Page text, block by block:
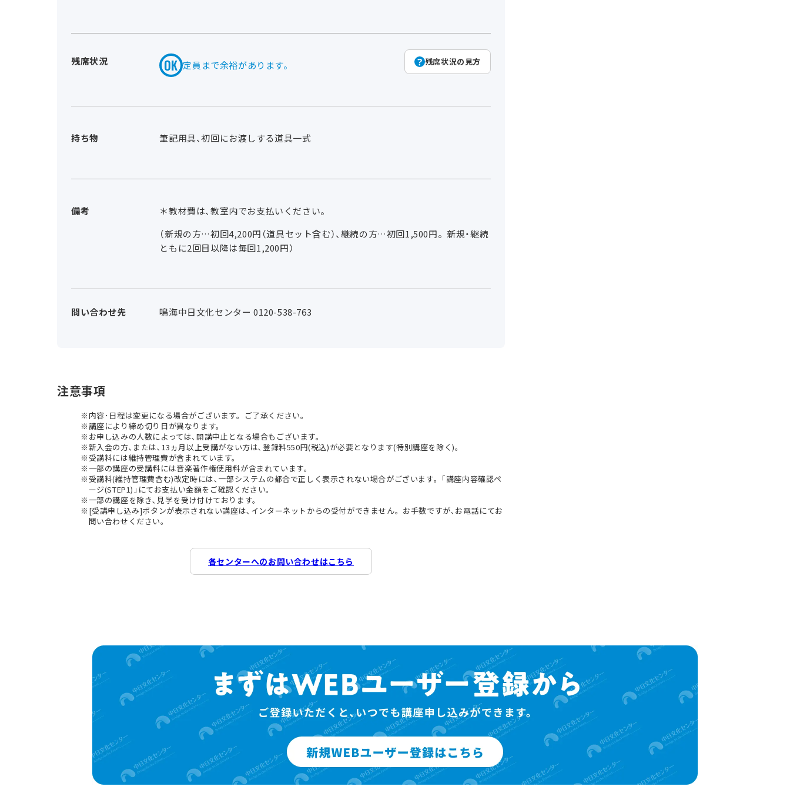
残席状況 定員まで余裕があります。 残席状況の見方
持ち物 筆記用具、初回にお渡しする道具一式
備考
＊教材費は、教室内でお支払いください。
（新規の方…初回4,200円（道具セット含む）、継続の方…初回1,500円。新規・継続
ともに2回目以降は毎回1,200円）
問い合わせ先 鳴海中日文化センター 0120-538-763
注意事項
内容･日程は変更になる場合がございます。ご了承ください。
講座により締め切り日が異なります。
お申し込みの人数によっては､開講中止となる場合もございます。
新入会の方､または､13ヵ月以上受講がない方は､登録料550円(税込)が必要となります(特別講座を除く)。
受講料には維持管理費が含まれています。
一部の講座の受講料には音楽著作権使用料が含まれています。
受講料(維持管理費含む)改定時には､一部システムの都合で正しく表示されない場合がございます。｢講座内容確認ペ
ージ(STEP1)｣にてお支払い金額をご確認ください。
一部の講座を除き､見学を受け付けております。
[受講申し込み]ボタンが表示されない講座は､インターネットからの受付ができません。お手数ですが､お電話にてお
問い合わせください。
各センターへのお問い合わせはこちら